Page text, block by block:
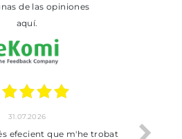
aquí.
31.07.2026
efecient que m'he trobat